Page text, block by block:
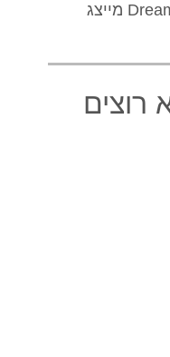
כשהדור הבא של יצירת וידאו מבוסס AI מתקרב למציאות, Dream Machine 1.5 מייצג
רוצים